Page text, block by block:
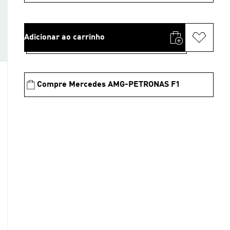
Adicionar ao carrinho
Compre Mercedes AMG-PETRONAS F1